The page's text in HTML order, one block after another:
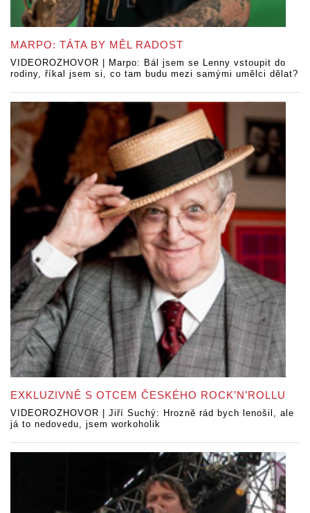
MARPO: TÁTA BY MĚL RADOST
VIDEOROZHOVOR | Marpo: Bál jsem se Lenny vstoupit do
rodiny, říkal jsem si, co tam budu mezi samými umělci dělat?
EXKLUZIVNĚ S OTCEM ČESKÉHO ROCK’N’ROLLU
VIDEOROZHOVOR | Jiří Suchý: Hrozně rád bych lenošil, ale
já to nedovedu, jsem workoholik